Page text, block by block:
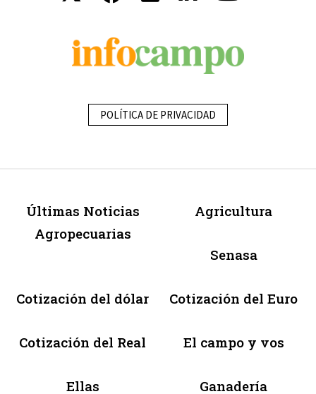
POLÍTICA DE PRIVACIDAD
Últimas Noticias
Agropecuarias
Agricultura
Senasa
Cotización del dólar Cotización del Euro
Cotización del Real El campo y vos
Ellas Ganadería